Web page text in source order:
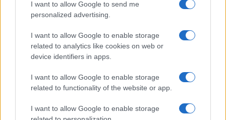
I want to allow Google to send me
personalized advertising.
I want to allow Google to enable storage
related to analytics like cookies on web or
device identifiers in apps.
I want to allow Google to enable storage
related to functionality of the website or app.
I want to allow Google to enable storage
Nicolaporro.it è anche su Whatsapp. È
sufficientecliccare quiper iscriversi al canale ed